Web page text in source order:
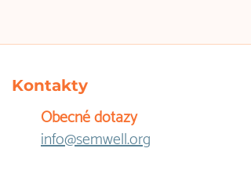
Kontakty
Obecné dotazy
info@semwell.org